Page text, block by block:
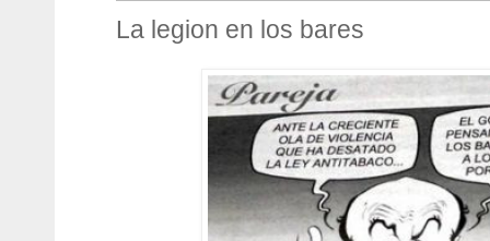
La legion en los bares